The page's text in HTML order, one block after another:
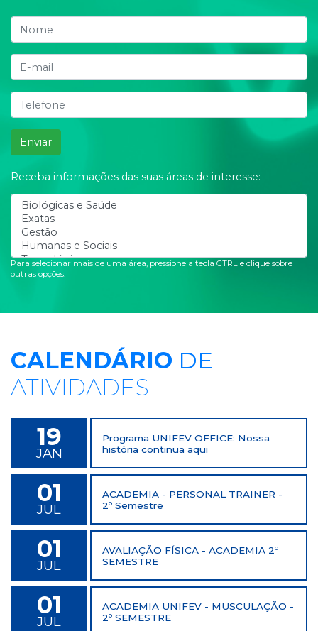
Enviar
Receba informações das suas áreas de interesse:
Para selecionar mais de uma área, pressione a tecla CTRL e clique sobre
outras opções.
CALENDÁRIO DE
ATIVIDADES
19
JAN
Programa UNIFEV OFFICE: Nossa
história continua aqui
01
JUL
ACADEMIA - PERSONAL TRAINER -
2º Semestre
01
JUL
AVALIAÇÃO FÍSICA - ACADEMIA 2º
SEMESTRE
01
JUL
ACADEMIA UNIFEV - MUSCULAÇÃO -
2º SEMESTRE